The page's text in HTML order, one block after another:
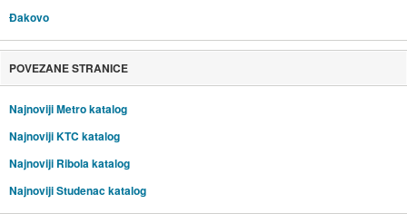
Đakovo
POVEZANE STRANICE
Najnoviji Metro katalog
Najnoviji KTC katalog
Najnoviji Ribola katalog
Najnoviji Studenac katalog